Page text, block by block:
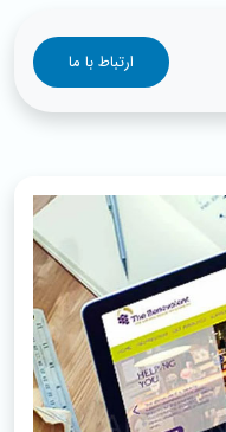
ارتباط با ما